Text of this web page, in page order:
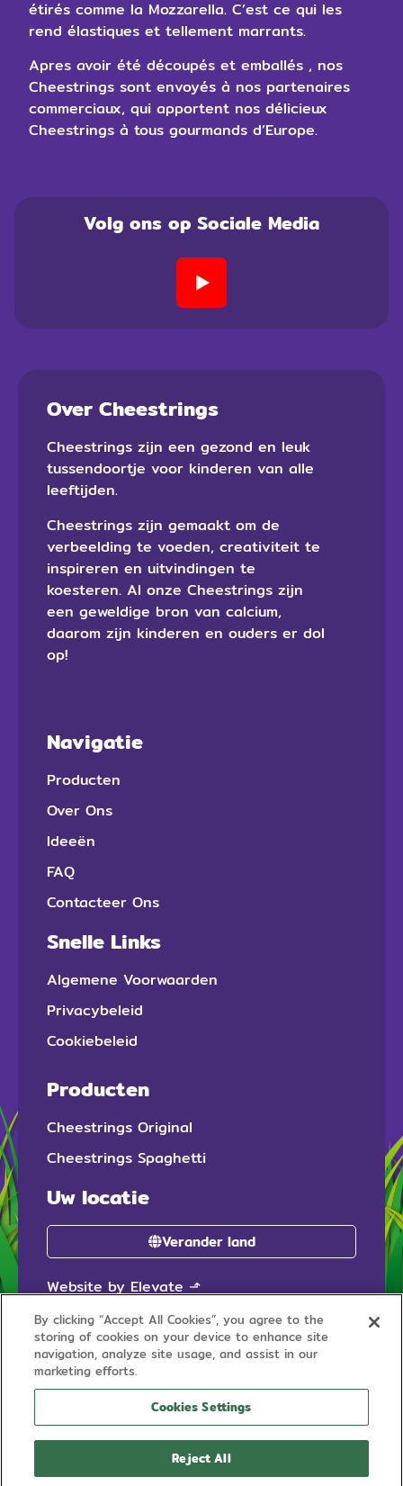
étirés comme la Mozzarella. C’est ce qui les
rend élastiques et tellement marrants.
Apres avoir été découpés et emballés , nos
Cheestrings sont envoyés à nos partenaires
commerciaux, qui apportent nos délicieux
Cheestrings à tous gourmands d’Europe.
Volg ons op Sociale Media
Over Cheestrings
Cheestrings zijn een gezond en leuk
tussendoortje voor kinderen van alle
leeftijden.
Cheestrings zijn gemaakt om de
verbeelding te voeden, creativiteit te
inspireren en uitvindingen te
koesteren. Al onze Cheestrings zijn
een geweldige bron van calcium,
daarom zijn kinderen en ouders er dol
op!
Navigatie
Producten
Over Ons
Ideeën
FAQ
Contacteer Ons
Snelle Links
Algemene Voorwaarden
Privacybeleid
Cookiebeleid
Producten
Cheestrings Original
Cheestrings Spaghetti
Uw locatie
Verander land
Website by Elevate ⬏
© 2026 Cheestrings is een geregistreerd handelsmerk van
Dairy Consumer Foods
By clicking “Accept All Cookies”, you agree to the
storing of cookies on your device to enhance site
navigation, analyze site usage, and assist in our
marketing efforts.
Cookies Settings
Reject All